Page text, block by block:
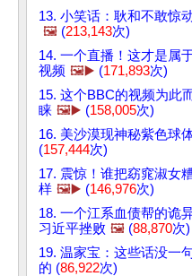
13. 小笑话：耿和不敢惊
🖼️ (213,143次)
14. 一个直播！这才是属
视频 🖼️▶️ (171,893次)
15. 这个BBC的视频为此
睐 🖼️▶️ (158,005次)
16. 美沙漠现神秘紫色球
(157,444次)
17. 震惊！谁把窈窕淑女
样 🖼️▶️ (146,976次)
18. 一个江系血债帮的诡
习近平挫败 🖼️ (88,870次)
19. 温家宝：这些话没一
的 (86,922次)